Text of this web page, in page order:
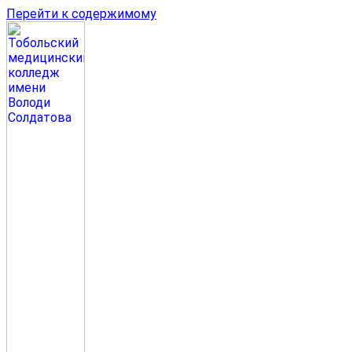
Перейти к содержимому